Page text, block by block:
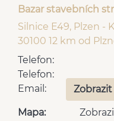
Bazar stavebních
Silnice E49, Plzen -
30100 12 km od
Telefon:
Telefon:
Email:
Mapa: